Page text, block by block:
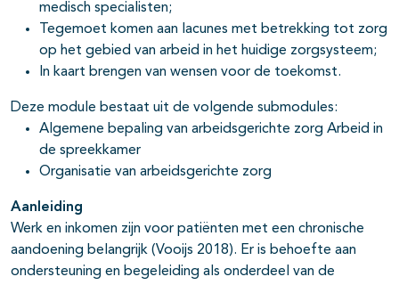
medisch specialisten;
Tegemoet komen aan lacunes met betrekking tot zorg
op het gebied van arbeid in het huidige zorgsysteem;
In kaart brengen van wensen voor de toekomst.
Deze module bestaat uit de volgende submodules:
Algemene bepaling van arbeidsgerichte zorg Arbeid in
de spreekkamer
Organisatie van arbeidsgerichte zorg
Aanleiding
Werk en inkomen zijn voor patiënten met een chronische
aandoening belangrijk (Vooijs 2018). Er is behoefte aan
ondersteuning en begeleiding als onderdeel van de